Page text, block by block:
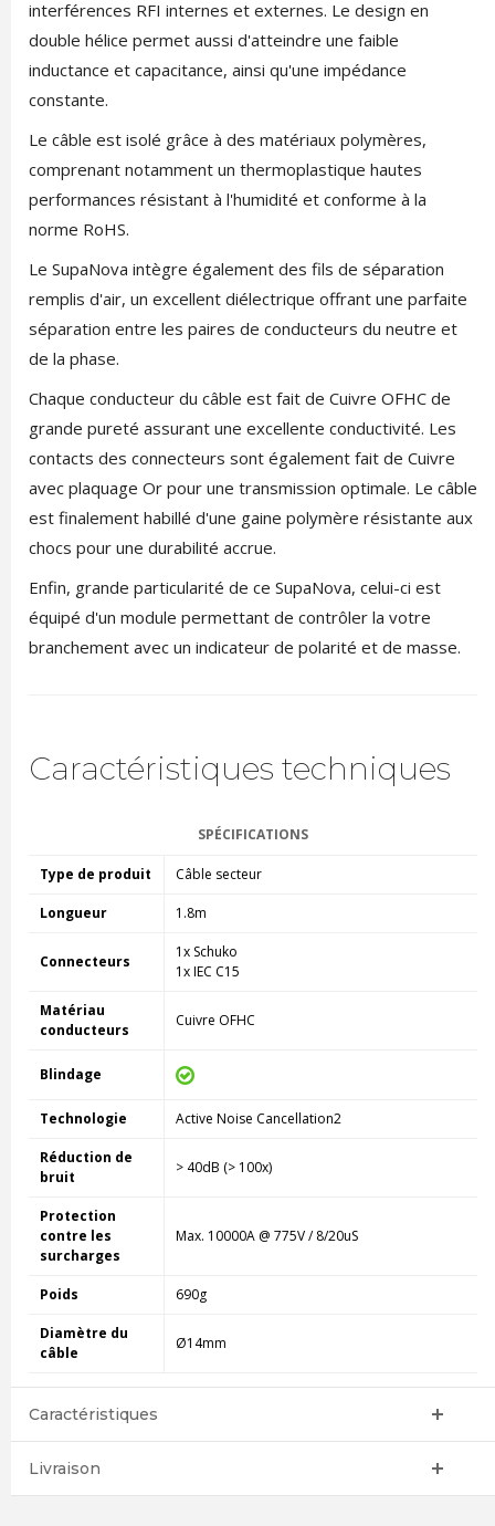
interférences RFI internes et externes. Le design en
double hélice permet aussi d'atteindre une faible
inductance et capacitance, ainsi qu'une impédance
constante.
Le câble est isolé grâce à des matériaux polymères,
comprenant notamment un thermoplastique hautes
performances résistant à l'humidité et conforme à la
norme RoHS.
Le SupaNova intègre également des fils de séparation
remplis d'air, un excellent diélectrique offrant une parfaite
séparation entre les paires de conducteurs du neutre et
de la phase.
Chaque conducteur du câble est fait de Cuivre OFHC de
grande pureté assurant une excellente conductivité. Les
contacts des connecteurs sont également fait de Cuivre
avec plaquage Or pour une transmission optimale. Le câble
est finalement habillé d'une gaine polymère résistante aux
chocs pour une durabilité accrue.
Enfin, grande particularité de ce SupaNova, celui-ci est
équipé d'un module permettant de contrôler la votre
branchement avec un indicateur de polarité et de masse.
Caractéristiques techniques
SPÉCIFICATIONS
Type de produit Câble secteur
Longueur 1.8m
Connecteurs
1x Schuko
1x IEC C15
Matériau
conducteurs
Cuivre OFHC
Blindage
Technologie Active Noise Cancellation2
Réduction de
bruit
> 40dB (> 100x)
Protection
contre les
surcharges
Max. 10000A @ 775V / 8/20uS
Poids 690g
Diamètre du
câble
Ø14mm
Caractéristiques
Livraison